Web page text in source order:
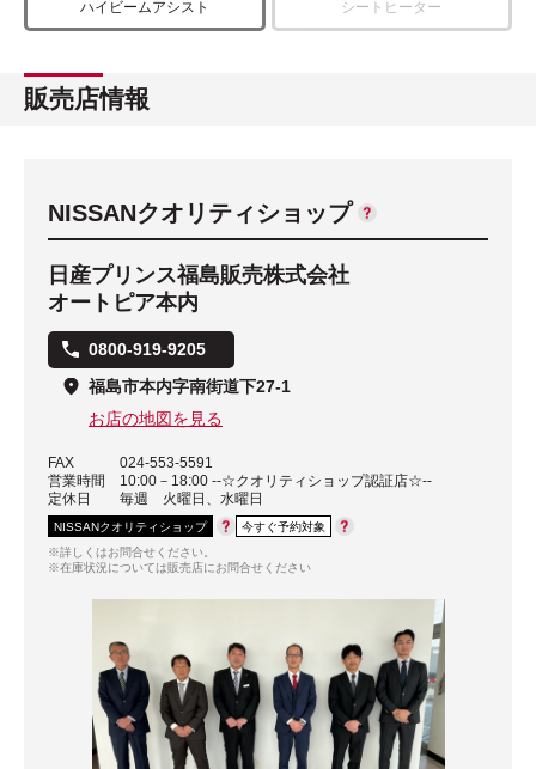
ハイビームアシスト シートヒーター
販売店情報
NISSANクオリティショップ
日産プリンス福島販売株式会社
オートピア本内
0800-919-9205
福島市本内字南街道下27-1
お店の地図を見る
FAX
024-553-5591
営業時間
10:00－18:00 --☆クオリティショップ認証店☆--
定休日
毎週 火曜日、水曜日
NISSANクオリティショップ
今すぐ予約対象
※詳しくはお問合せください。
※在庫状況については販売店にお問合せください